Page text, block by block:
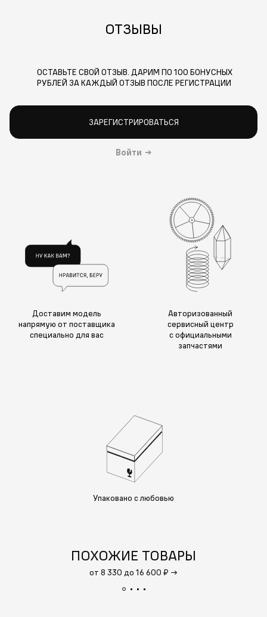
ОТЗЫВЫ
ОСТАВЬТЕ СВОЙ ОТЗЫВ. ДАРИМ ПО 100 БОНУСНЫХ
РУБЛЕЙ ЗА КАЖДЫЙ ОТЗЫВ ПОСЛЕ РЕГИСТРАЦИИ
ЗАРЕГИСТРИРОВАТЬСЯ
Войти →
Доставим модель
напрямую от поставщика
специально для вас
Авторизованный
сервисный центр
с официальными
запчастями
Упаковано с любовью
ПОХОЖИЕ ТОВАРЫ
от 8 330 до 16 600 ₽ →